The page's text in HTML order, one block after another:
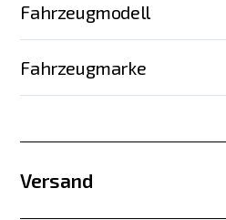
Fahrzeugmodell
Fahrzeugmarke
Versand